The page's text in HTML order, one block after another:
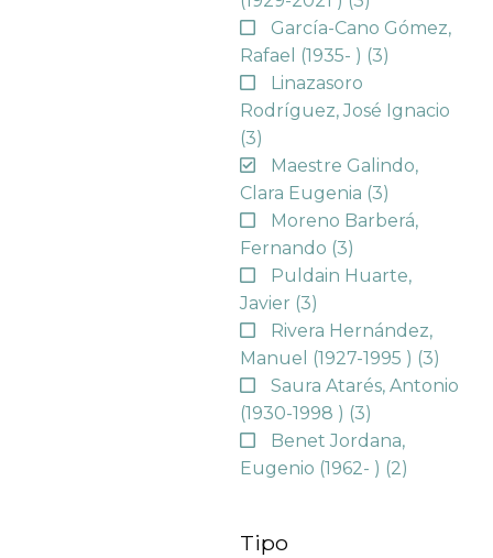
García-Cano Gómez,
Rafael (1935- ) (3)
Linazasoro
Rodríguez, José Ignacio
(3)
Maestre Galindo,
Clara Eugenia (3)
Moreno Barberá,
Fernando (3)
Puldain Huarte,
Javier (3)
Rivera Hernández,
Manuel (1927-1995 ) (3)
Saura Atarés, Antonio
(1930-1998 ) (3)
Benet Jordana,
Eugenio (1962- ) (2)
Tipo